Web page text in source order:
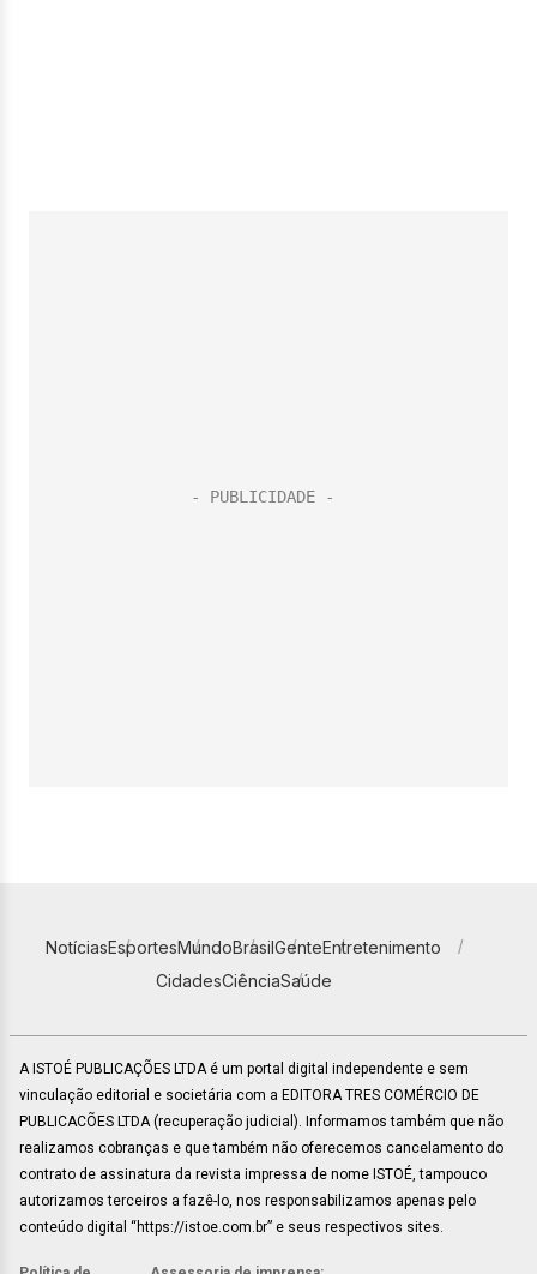
NotíciasEsportesMundoBrasilGenteEntretenimento
CidadesCiênciaSaúde
A ISTOÉ PUBLICAÇÕES LTDA é um portal digital independente e sem
vinculação editorial e societária com a EDITORA TRES COMÉRCIO DE
PUBLICACÕES LTDA (recuperação judicial). Informamos também que não
realizamos cobranças e que também não oferecemos cancelamento do
contrato de assinatura da revista impressa de nome ISTOÉ, tampouco
autorizamos terceiros a fazê-lo, nos responsabilizamos apenas pelo
conteúdo digital “https://istoe.com.br” e seus respectivos sites.